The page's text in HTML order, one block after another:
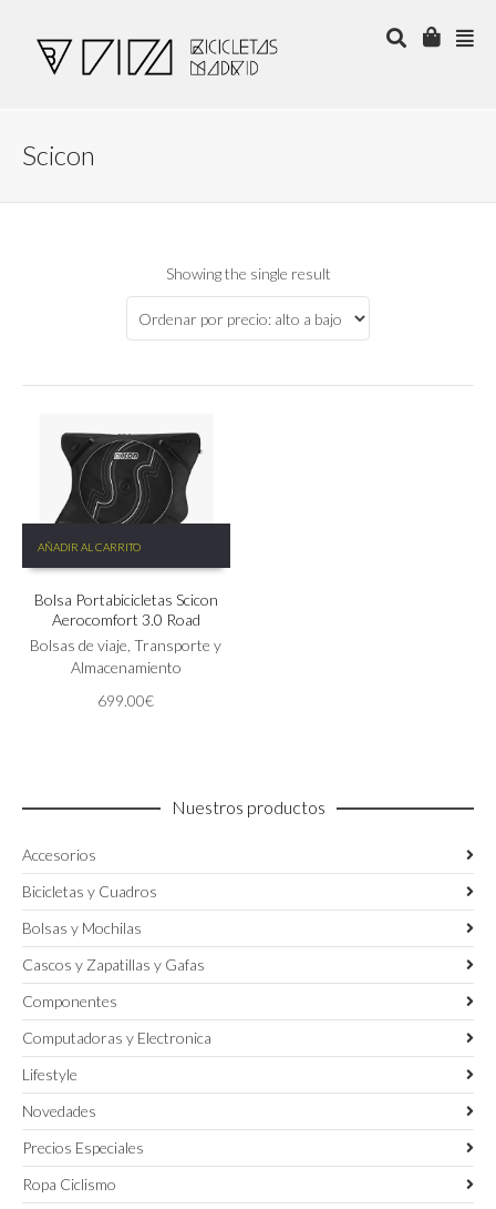
Scicon
Showing the single result
AÑADIR AL CARRITO
Bolsa Portabicicletas Scicon
Aerocomfort 3.0 Road
Bolsas de viaje,Transporte y
Almacenamiento
699.00€
Nuestros productos
Accesorios
Bicicletas y Cuadros
Bolsas y Mochilas
Cascos y Zapatillas y Gafas
Componentes
Computadoras y Electronica
Lifestyle
Novedades
Precios Especiales
Ropa Ciclismo